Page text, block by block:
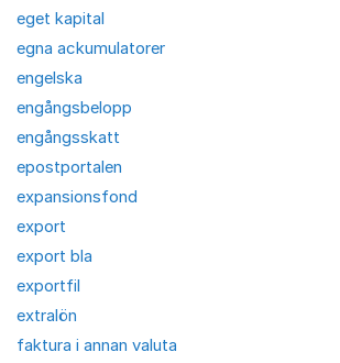
eget kapital
egna ackumulatorer
engelska
engångsbelopp
engångsskatt
epostportalen
expansionsfond
export
export bla
exportfil
extralön
faktura i annan valuta